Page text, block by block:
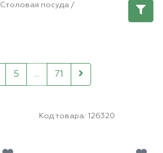
Столовая посуда /
5 ... 71
Код товара: 126320